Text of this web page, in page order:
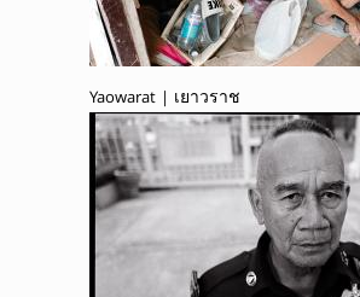
Yaowarat | เยาวราช